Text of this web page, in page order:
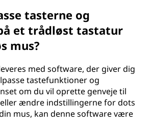
tasterne og
et trådløst tastatur
mus?
med software, der giver dig
tastefunktioner og
om du vil oprette genveje til
ændre indstillingerne for dots
mus, kan denne software være